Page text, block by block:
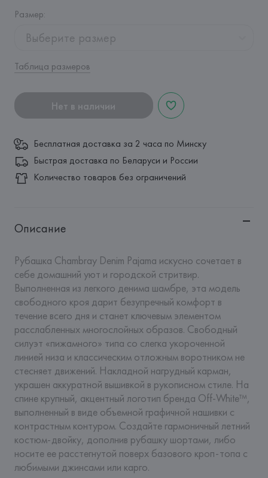
Размер:
Выберите размер
Таблица размеров
Нет в наличии
Бесплатная доставка за 2 часа по Минску
Быстрая доставка по Беларуси и России
Количество товаров без ограничений
Описание
Рубашка Chambray Denim Pajama искусно сочетает в
себе домашний уют и городской стритвир.
Выполненная из легкого денима шамбре, эта модель
свободного кроя дарит безупречный комфорт в
течение всего дня и станет ключевым элементом
расслабленных многослойных образов. Свободный
силуэт «пижамного» типа со слегка укороченной
линией низа и классическим отложным воротником не
стесняет движений. Накладной нагрудный карман,
украшен аккуратной вышивкой в рукописном стиле. На
спине крупный, акцентный логотип бренда Off-White™,
выполненный в виде объемной графичной нашивки с
контрастным контуром. Создайте гармоничный летний
костюм-двойку, дополнив рубашку шортами, либо
носите ее расстегнутой поверх базового кроп-топа с
любимыми джинсами или карго.